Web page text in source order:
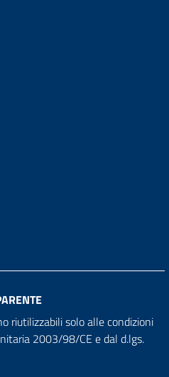
riutilizzabili solo alle condizioni
2003/98/CE e dal d.lgs.